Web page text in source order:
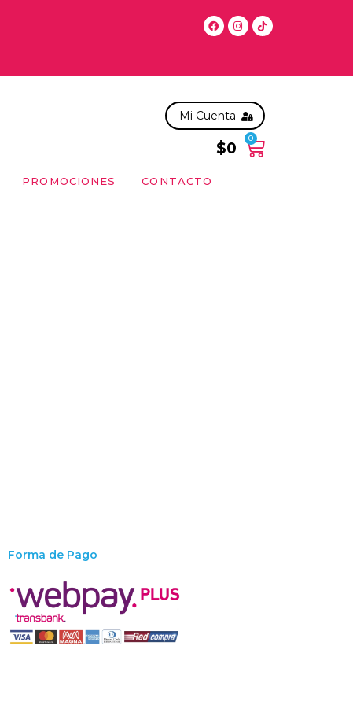
de Lunes a Sabado antes de las 11:00 hrs, solo en la
Mi Cuenta
$0
0
PROMOCIONES CONTACTO
Forma de Pago